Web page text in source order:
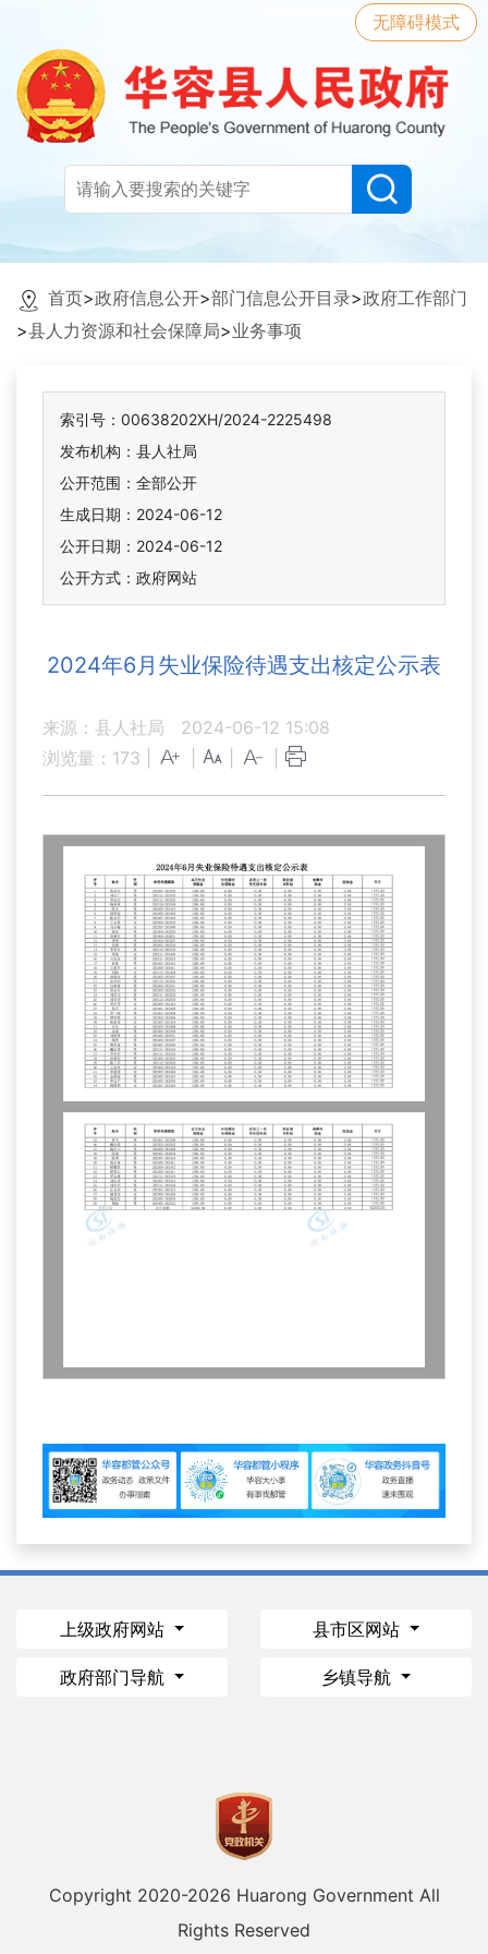
无障碍模式
首页>政府信息公开>部门信息公开目录>政府工作部门
>县人力资源和社会保障局>业务事项
索引号：00638202XH/2024-2225498
发布机构：县人社局
公开范围：全部公开
生成日期：2024-06-12
公开日期：2024-06-12
公开方式：政府网站
2024年6月失业保险待遇支出核定公示表
来源：县人社局
2024-06-12 15:08
浏览量： 173
上级政府网站 县市区网站
政府部门导航 乡镇导航
Copyright 2020-2026 Huarong Government All
Rights Reserved